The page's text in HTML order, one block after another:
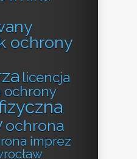
ochrony
licencja
ochrony
ochrona
imprez